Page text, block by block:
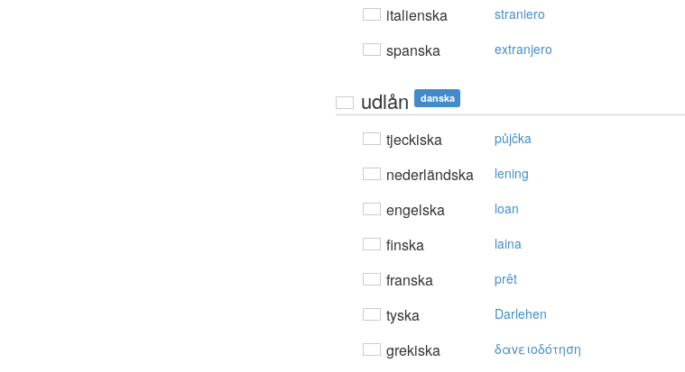
italienska straniero
spanska extranjero
udlån danska
tjeckiska půjčka
nederländska lening
engelska loan
finska laina
franska prêt
tyska Darlehen
grekiska δαvειoδότηση